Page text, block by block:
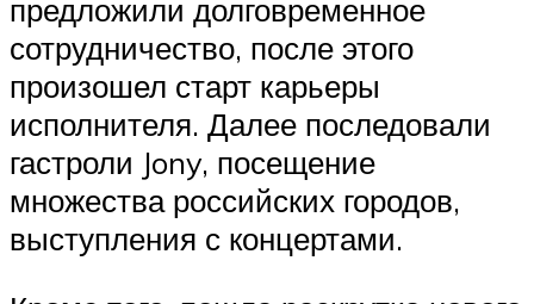
предложили долговременное
сотрудничество, после этого
произошел старт карьеры
исполнителя. Далее последовали
гастроли Jony, посещение
множества российских городов,
выступления с концертами.